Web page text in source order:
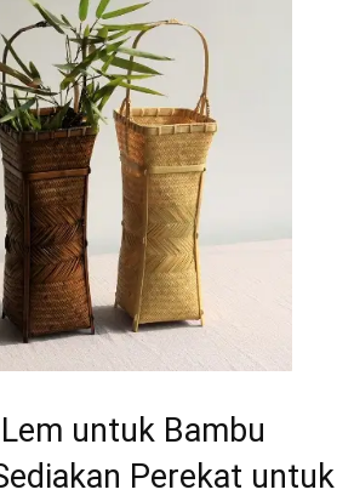
untuk Bambu
Perekat untuk